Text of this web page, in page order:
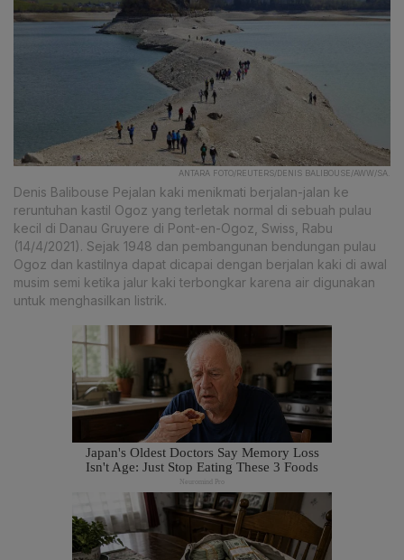
ANTARA FOTO/REUTERS/DENIS BALIBOUSE/AWW/SA.
Denis Balibouse Pejalan kaki menikmati berjalan-jalan ke
reruntuhan kastil Ogoz yang terletak normal di sebuah pulau
kecil di Danau Gruyere di Pont-en-Ogoz, Swiss, Rabu
(14/4/2021). Sejak 1948 dan pembangunan bendungan pulau
Ogoz dan kastilnya dapat dicapai dengan berjalan kaki di awal
musim semi ketika jalur kaki terbongkar karena air digunakan
untuk menghasilkan listrik.